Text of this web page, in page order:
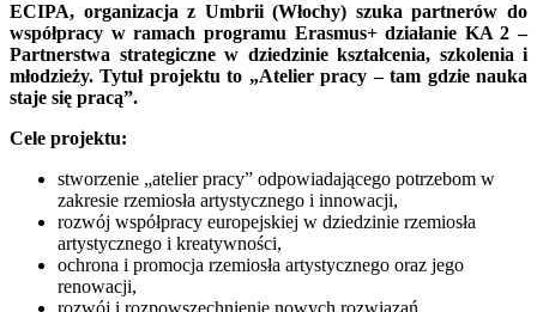
ECIPA, organizacja z Umbrii (Włochy) szuka partnerów do
współpracy w ramach programu Erasmus+ działanie KA 2 –
Partnerstwa strategiczne w dziedzinie kształcenia, szkolenia i
młodzieży. Tytuł projektu to „Atelier pracy – tam gdzie nauka
staje się pracą”.
Cele projektu:
stworzenie „atelier pracy” odpowiadającego potrzebom w
zakresie rzemiosła artystycznego i innowacji,
rozwój współpracy europejskiej w dziedzinie rzemiosła
artystycznego i kreatywności,
ochrona i promocja rzemiosła artystycznego oraz jego
renowacji,